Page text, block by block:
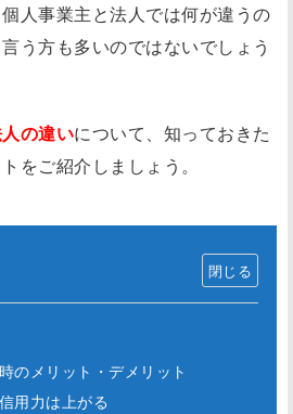
人事業主と法人では何が違うの
う方も多いのではないでしょう
の違いについて、知っておきた
をご紹介しましょう。
のメリット・デメリット
用力は上がる